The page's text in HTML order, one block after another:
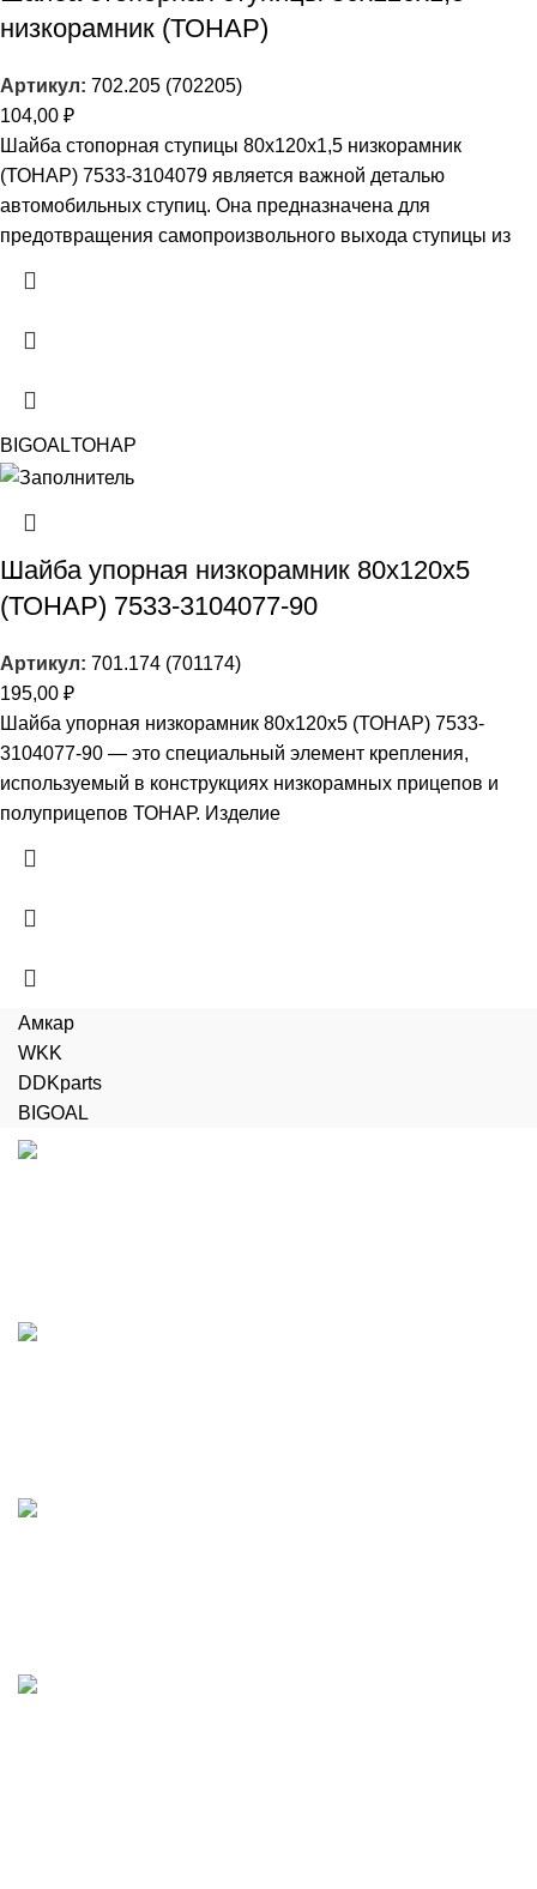
низкорамник (ТОНАР)
Артикул: 702.205 (702205)
104,00 ₽
Шайба стопорная ступицы 80х120х1,5 низкорамник
(ТОНАР) 7533-3104079 является важной деталью
автомобильных ступиц. Она предназначена для
предотвращения самопроизвольного выхода ступицы из
BIGOALТОНАР
Шайба упорная низкорамник 80x120x5
(ТОНАР) 7533-3104077-90
Артикул: 701.174 (701174)
195,00 ₽
Шайба упорная низкорамник 80x120x5 (ТОНАР) 7533-
3104077-90 — это специальный элемент крепления,
используемый в конструкциях низкорамных прицепов и
полуприцепов ТОНАР. Изделие
Амкар
WKK
DDKparts
BIGOAL